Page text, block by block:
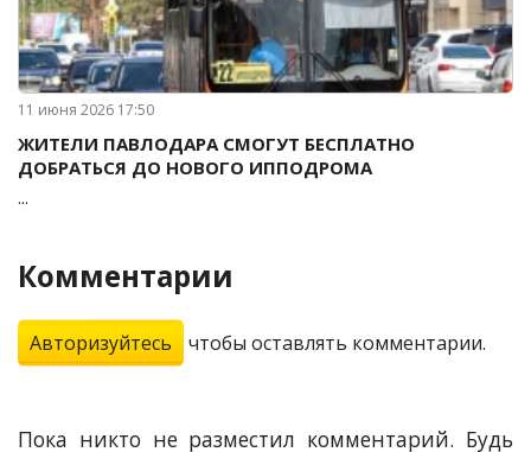
11 июня 2026 17:50
ЖИТЕЛИ ПАВЛОДАРА СМОГУТ БЕСПЛАТНО
ДОБРАТЬСЯ ДО НОВОГО ИППОДРОМА
...
Комментарии
Авторизуйтесь чтобы оставлять комментарии.
Пока никто не разместил комментарий. Будь